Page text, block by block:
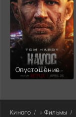
Опустошение
Киного » Фильмы